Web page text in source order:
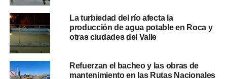
La turbiedad del río afecta la
producción de agua potable en Roca y
otras ciudades del Valle
Refuerzan el bacheo y las obras de
mantenimiento en las Rutas Nacionales